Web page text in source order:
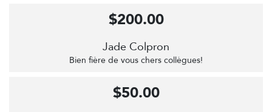
Jade Colpron
Bien fière de vous chers collègues!
$200.00
$50.00